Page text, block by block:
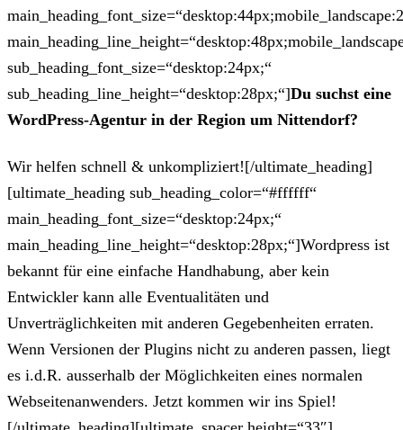
sub_heading_font_size=“desktop:24px;“
sub_heading_line_height=“desktop:28px;“]Du suchst eine
WordPress-Agentur in der Region um Nittendorf?
Wir helfen schnell & unkompliziert![/ultimate_heading]
[ultimate_heading sub_heading_color=“#ffffff“
main_heading_font_size=“desktop:24px;“
main_heading_line_height=“desktop:28px;“]Wordpress ist
bekannt für eine einfache Handhabung, aber kein
Entwickler kann alle Eventualitäten und
Unverträglichkeiten mit anderen Gegebenheiten erraten.
Wenn Versionen der Plugins nicht zu anderen passen, liegt
es i.d.R. ausserhalb der Möglichkeiten eines normalen
Webseitenanwenders. Jetzt kommen wir ins Spiel!